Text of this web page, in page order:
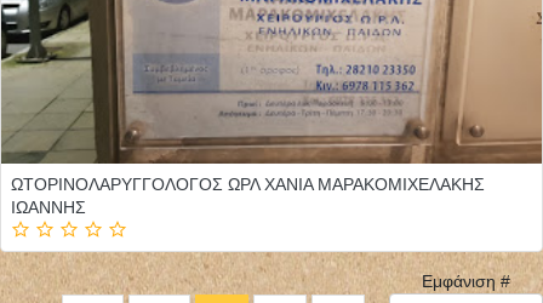
ΩΤΟΡΙΝΟΛΑΡΥΓΓΟΛΟΓΟΣ ΩΡΛ ΧΑΝΙΑ ΜΑΡΑΚΟΜΙΧΕΛΑΚΗΣ
ΙΩΑΝΝΗΣ
Εμφάνιση #